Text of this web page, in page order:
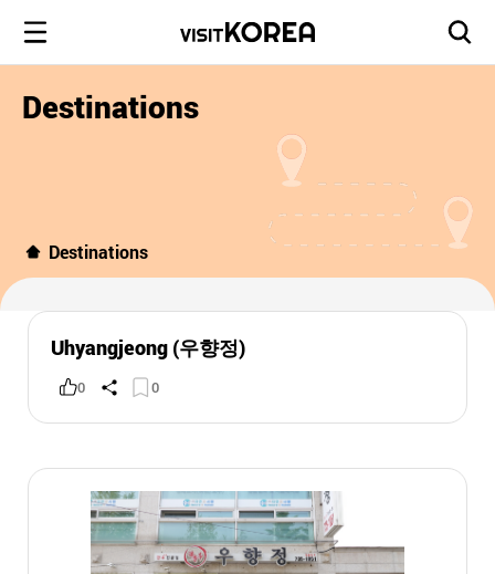
Destinations
Destinations
Uhyangjeong (우향정)
0 0